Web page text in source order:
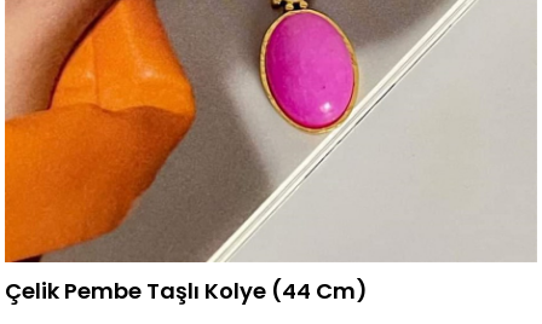
Çelik Pembe Taşlı Kolye (44 Cm)